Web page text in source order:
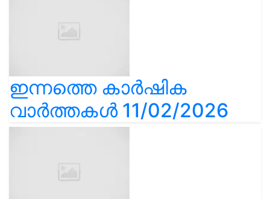
ഇന്നത്തെ കാർഷിക
വാർത്തകൾ 11/02/2026